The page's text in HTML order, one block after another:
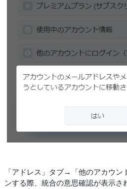
「アドレス」タブ→「他のアカウン
ンする際、統合の意思確認が表示さ